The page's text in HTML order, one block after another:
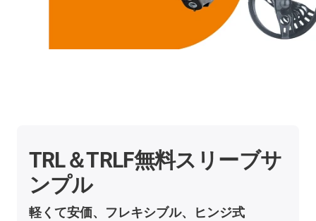
TRL＆TRLF無料スリーブサ
ンプル
軽くて安価、フレキシブル、ヒンジ式